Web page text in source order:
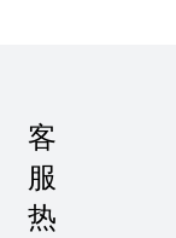
客
服
热